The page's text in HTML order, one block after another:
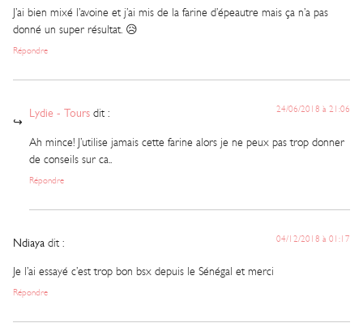
J’ai bien mixé l’avoine et j’ai mis de la farine d’épeautre mais ça n’a pas
donné un super résultat. 😥
Répondre
Lydie - Tours dit : 24/06/2018 à 21:06
Ah mince! J’utilise jamais cette farine alors je ne peux pas trop donner
de conseils sur ca..
Répondre
Ndiaya dit : 04/12/2018 à 01:17
Je l’ai essayé c’est trop bon bsx depuis le Sénégal et merci
Répondre